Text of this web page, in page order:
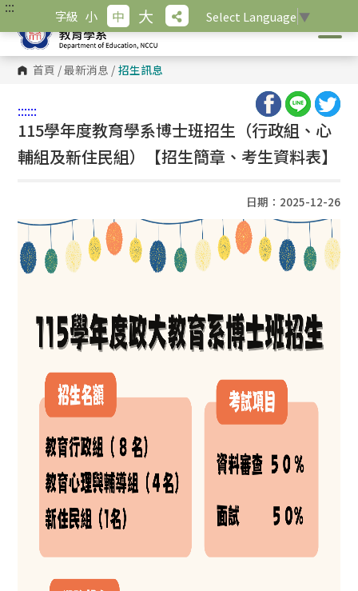
跳
主
內
容
::: 字級 小 中 大 Select Language ▼
首頁 /最新消息 / 招生訊息
::::::
115學年度教育學系博士班招生（行政組、心
輔組及新住民組）【招生簡章、考生資料表】
日期：2025-12-26